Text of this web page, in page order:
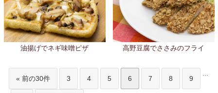
油揚げでネギ味噌ピザ 高野豆腐でささみのフライ
« 前の30件 3 4 5 6 7 8 9
...